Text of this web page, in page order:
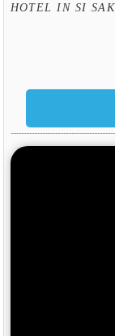
HOTEL IN SI